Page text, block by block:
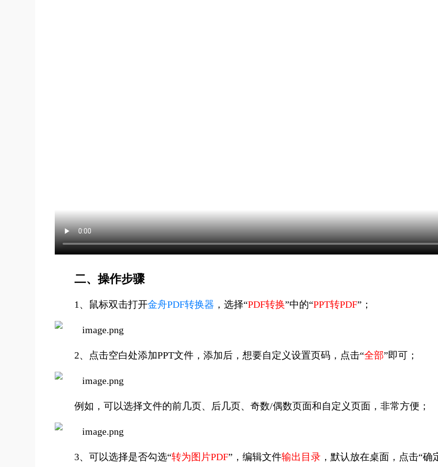
二、操作步骤
1、鼠标双击打开金舟PDF转换器 ，选择“PDF转换”中的“PPT转PDF”；
2、点击空白处添加PPT文件，添加后，想要自定义设置页码，点击“全部”即可；
例如，可以选择文件的前几页、后几页、奇数/偶数页面和自定义页面，非常方便；
3、可以选择是否勾选“转为图片PDF”，编辑文件输出目录 ，默认放在桌面，点击“确